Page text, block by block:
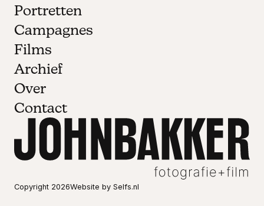
Portretten
Campagnes
Films
Archief
Over
Contact
Copyright 2026Website by Selfs.nl